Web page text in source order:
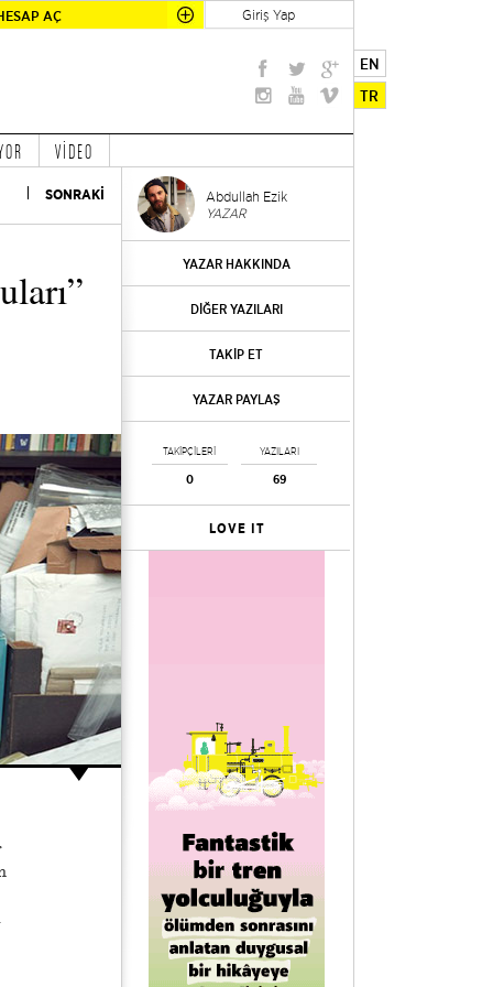
AÇ Giriş Yap
EN
TR
VİDEO
SONRAKİ Abdullah Ezik
YAZAR
YAZAR HAKKINDA
DİĞER YAZILARI
TAKİP ET
YAZAR PAYLAŞ
TAKİPÇİLERİ
0
YAZILARI
69
LOVE IT